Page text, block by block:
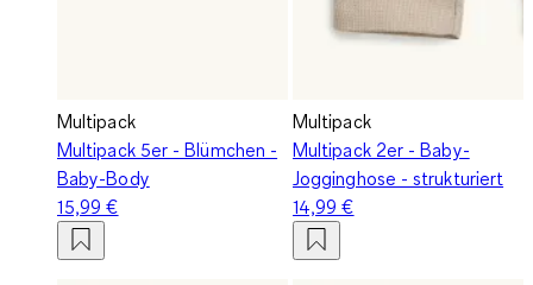
Multipack
Multipack 5er - Blümchen -
Baby-Body
15,99 €
Multipack
Multipack 2er - Baby-
Jogginghose - strukturiert
14,99 €